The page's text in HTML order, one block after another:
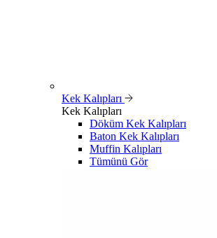
Kek Kalıpları
Kek Kalıpları
Döküm Kek Kalıpları
Baton Kek Kalıpları
Muffin Kalıpları
Tümünü Gör